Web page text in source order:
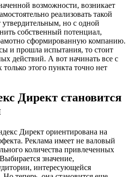
возможности, возникает
реализовать такой
утвердительным, но с одной
собственный потенциал,
сформированную компанию.
и прошла испытания, то стоит
действий. А вот начинать все с
только этого пункта точно нет
Директ становится
Директ ориентирована на
Реклама имеет не валовый
количества привлеченных
значение,
интересующейся